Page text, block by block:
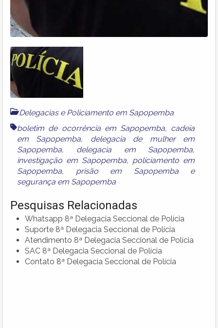
Delegacias e Policiamento em Sapopemba
boletim de ocorrência em Sapopemba, cadeia
em Sapopemba, delegacia de mulher em
Sapopemba, delegacia em Sapopemba,
investigação em Sapopemba, policiamento em
Sapopemba, prisão em Sapopembae
segurança em Sapopemba
Pesquisas Relacionadas
Whatsapp 8ª Delegacia Seccional de Polícia
Suporte 8ª Delegacia Seccional de Polícia
Atendimento 8ª Delegacia Seccional de Polícia
SAC 8ª Delegacia Seccional de Polícia
Contato 8ª Delegacia Seccional de Polícia